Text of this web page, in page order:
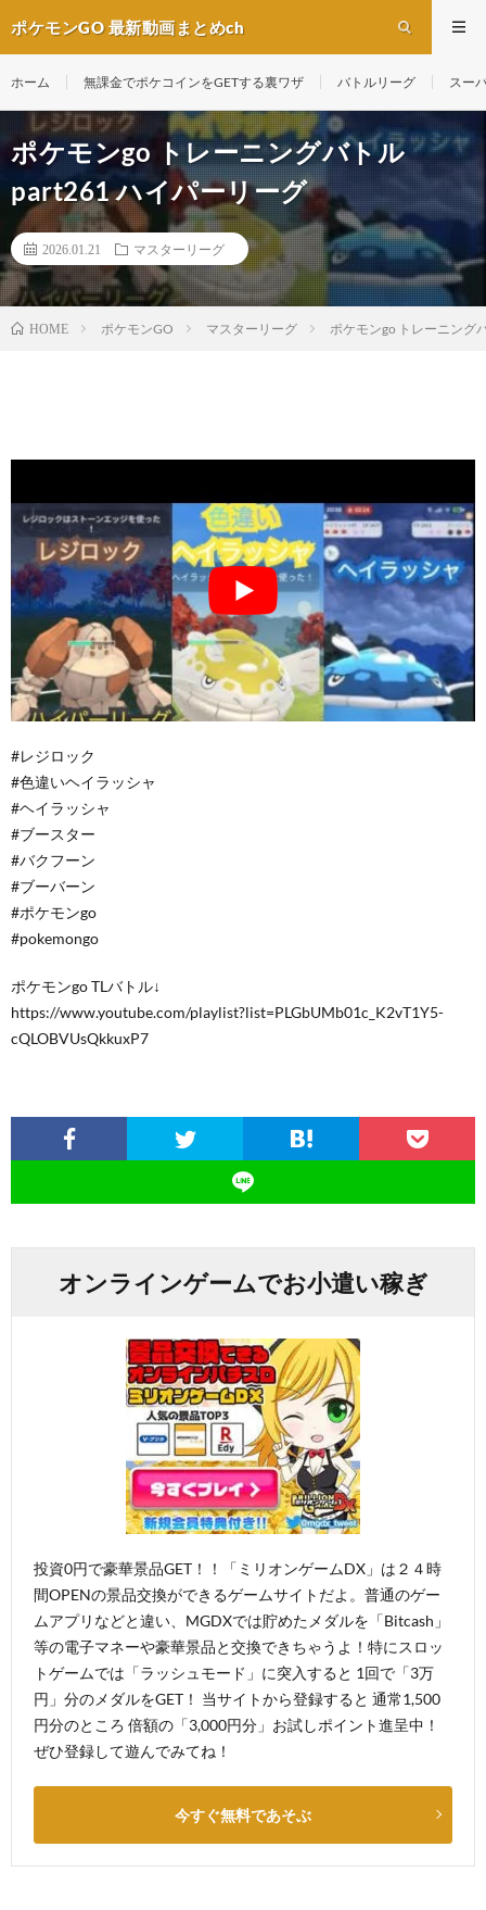
ポケモンGO 最新動画まとめch
ホーム 無課金でポケコインをGETする裏ワザ バトルリーグ スー
ポケモンgo トレーニングバトル
part261 ハイパーリーグ
2026.01.21 マスターリーグ
HOME ポケモンGO マスターリーグ ポケモンgo トレーニング
#レジロック
#色違いヘイラッシャ
#ヘイラッシャ
#ブースター
#バクフーン
#ブーバーン
#ポケモンgo
#pokemongo
ポケモンgo TLバトル↓
https://www.youtube.com/playlist?list=PLGbUMb01c_K2vT1Y5-
cQLOBVUsQkkuxP7
オンラインゲームでお小遣い稼ぎ
投資0円で豪華景品GET！！「ミリオンゲームDX」は２４時
間OPENの景品交換ができるゲームサイトだよ。普通のゲー
ムアプリなどと違い、MGDXでは貯めたメダルを「Bitcash」
等の電子マネーや豪華景品と交換できちゃうよ！特にスロッ
トゲームでは「ラッシュモード」に突入すると 1回で「3万
円」分のメダルをGET！ 当サイトから登録すると 通常1,500
円分のところ 倍額の「3,000円分」お試しポイント進呈中！
ぜひ登録して遊んでみてね！
今すぐ無料であそぶ